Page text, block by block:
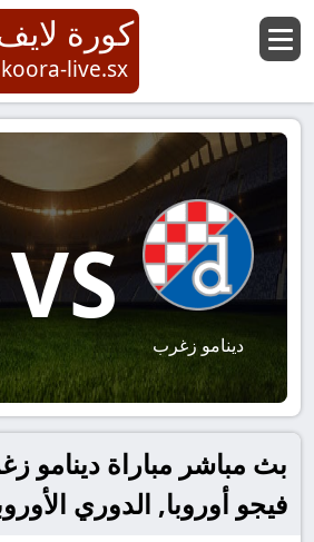
كورة
koora-live.sx
دينامو زغرب
VS
بث مباشر مباراة دينامو
فيجو أوروبا, الدوري